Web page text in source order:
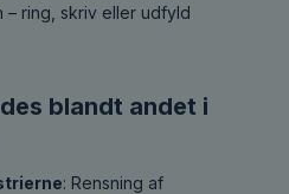
– ring, skriv eller udfyld
blandt andet i
: Rensning af